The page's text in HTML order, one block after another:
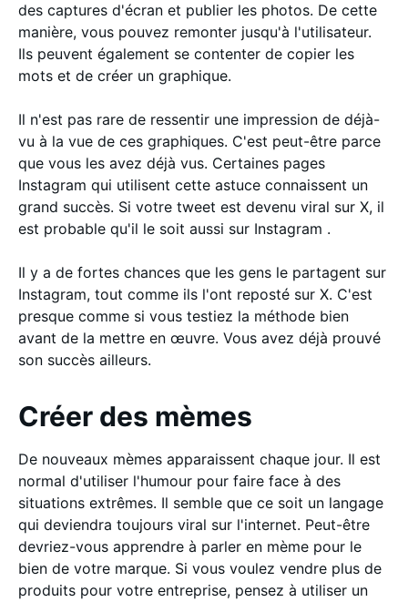
des captures d'écran et publier les photos. De cette
manière, vous pouvez remonter jusqu'à l'utilisateur.
Ils peuvent également se contenter de copier les
mots et de créer un graphique.
Il n'est pas rare de ressentir une impression de déjà-
vu à la vue de ces graphiques. C'est peut-être parce
que vous les avez déjà vus. Certaines pages
Instagram qui utilisent cette astuce connaissent un
grand succès. Si votre tweet est devenu viral sur X, il
est probable qu'il le soit aussi sur Instagram .
Il y a de fortes chances que les gens le partagent sur
Instagram, tout comme ils l'ont reposté sur X. C'est
presque comme si vous testiez la méthode bien
avant de la mettre en œuvre. Vous avez déjà prouvé
son succès ailleurs.
Créer des mèmes
De nouveaux mèmes apparaissent chaque jour. Il est
normal d'utiliser l'humour pour faire face à des
situations extrêmes. Il semble que ce soit un langage
qui deviendra toujours viral sur l'internet. Peut-être
devriez-vous apprendre à parler en mème pour le
bien de votre marque. Si vous voulez vendre plus de
produits pour votre entreprise, pensez à utiliser un